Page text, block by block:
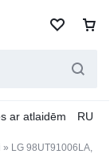
ar atlaidēm RU
» LG 98UT91006LA,